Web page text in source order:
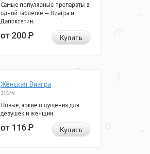
Самые популярные препараты в
одной таблетке — Виагра и
Дапоксетин.
от 200Р Купить
Женская Виагра
100мг
Новые, яркие ощущения для
девушек и женщин.
от 116Р Купить